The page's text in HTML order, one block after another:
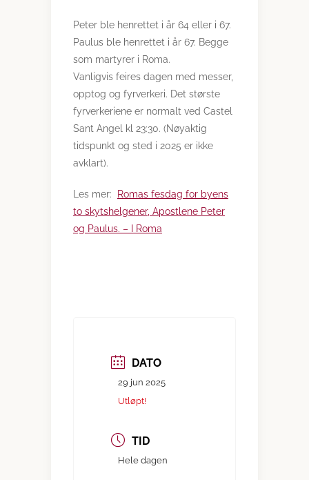
Peter ble henrettet i år 64 eller i 67.
Paulus ble henrettet i år 67. Begge
som martyrer i Roma.
Vanligvis feires dagen med messer,
opptog og fyrverkeri. Det største
fyrverkeriene er normalt ved Castel
Sant Angel kl 23:30. (Nøyaktig
tidspunkt og sted i 2025 er ikke
avklart).
Les mer:
Romas fesdag for byens
to skytshelgener, Apostlene Peter
og Paulus. – I Roma
DATO
29 jun 2025
Utløpt!
TID
Hele dagen